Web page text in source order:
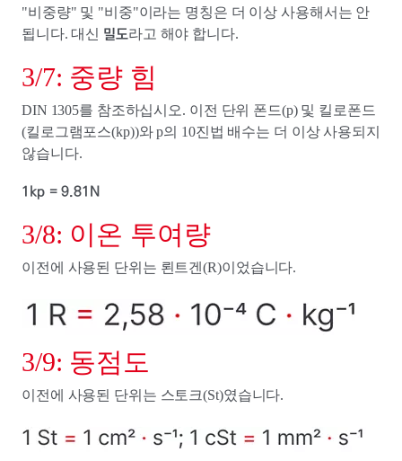
"비중량" 및 "비중"이라는 명칭은 더 이상 사용해서는 안
됩니다. 대신 밀도라고 해야 합니다.
3/7: 중량 힘
DIN 1305를 참조하십시오. 이전 단위 폰드(p) 및 킬로폰드
(킬로그램포스(kp))와 p의 10진법 배수는 더 이상 사용되지
않습니다.
1kp = 9.81N
3/8: 이온 투여량
이전에 사용된 단위는 뢴트겐(R)이었습니다.
3/9: 동점도
이전에 사용된 단위는 스토크(St)였습니다.